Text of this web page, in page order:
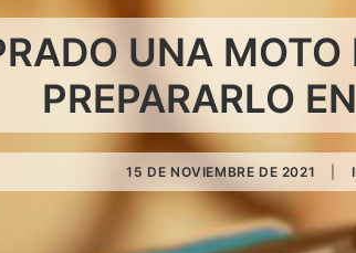
UNA
PREPARARLO
15 DE NOVIEMBRE DE 2021